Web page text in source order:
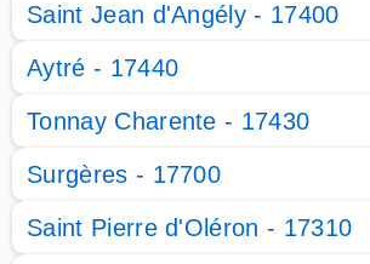
Saint Jean d'Angély - 17400
Aytré - 17440
Tonnay Charente - 17430
Surgères - 17700
Saint Pierre d'Oléron - 17310